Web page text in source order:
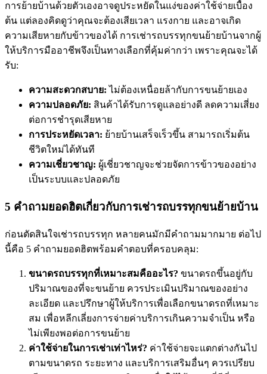
การย้ายบ้านด้วยตัวเองอาจดูประหยัดในแง่ของค่าใช้จ่ายเบื้อง
ต้น แต่ลองคิดดูว่าคุณจะต้องเสียเวลา แรงกาย และอาจเกิด
ความเสียหายกับข้าวของได้ การเช่ารถบรรทุกขนย้ายบ้านจากผู้
ให้บริการมืออาชีพจึงเป็นทางเลือกที่คุ้มค่ากว่า เพราะคุณจะได้
รับ:
ความสะดวกสบาย: ไม่ต้องเหนื่อยล้ากับการขนย้ายเอง
ความปลอดภัย: สินค้าได้รับการดูแลอย่างดี ลดความเสี่ยง
ต่อการชำรุดเสียหาย
การประหยัดเวลา: ย้ายบ้านเสร็จเร็วขึ้น สามารถเริ่มต้น
ชีวิตใหม่ได้ทันที
ความเชี่ยวชาญ: ผู้เชี่ยวชาญจะช่วยจัดการข้าวของอย่าง
เป็นระบบและปลอดภัย
5 คำถามยอดฮิตเกี่ยวกับการเช่ารถบรรทุกขนย้ายบ้าน
ก่อนตัดสินใจเช่ารถบรรทุก หลายคนมักมีคำถามมากมาย ต่อไป
นี้คือ 5 คำถามยอดฮิตพร้อมคำตอบที่ครอบคลุม:
ขนาดรถบรรทุกที่เหมาะสมคืออะไร? ขนาดรถขึ้นอยู่กับ
ปริมาณของที่จะขนย้าย ควรประเมินปริมาณของอย่าง
ละเอียด และปรึกษาผู้ให้บริการเพื่อเลือกขนาดรถที่เหมาะ
สม เพื่อหลีกเลี่ยงการจ่ายค่าบริการเกินความจำเป็น หรือ
ไม่เพียงพอต่อการขนย้าย
ค่าใช้จ่ายในการเช่าเท่าไหร่? ค่าใช้จ่ายจะแตกต่างกันไป
ตามขนาดรถ ระยะทาง และบริการเสริมอื่นๆ ควรเปรียบ